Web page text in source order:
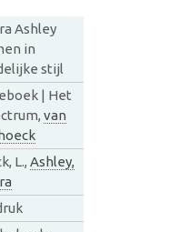
Ashley
in
stijl
| Het
van
L., Ashley,